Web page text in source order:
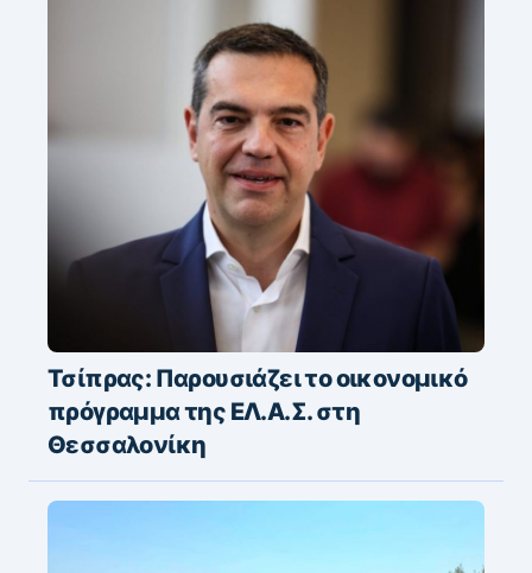
Τσίπρας: Παρουσιάζει το οικονομικό
πρόγραμμα της ΕΛ.Α.Σ. στη
Θεσσαλονίκη